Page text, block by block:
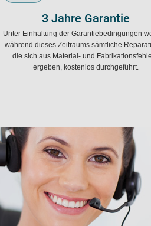
3 Jahre Garantie
Unter Einhaltung der Garantiebedingungen
während dieses Zeitraums sämtliche
die sich aus Material- und
ergeben, kostenlos durchgeführt.